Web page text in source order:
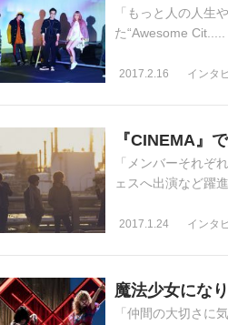
「もっと人の人生
た“Awesome Cit.....
2017.2.16 イン
『CINEMA』
「メンバーそれぞ
ェスへ出演など躍進
2017.1.24 イン
魔法少女にな
「仲間の大切さに